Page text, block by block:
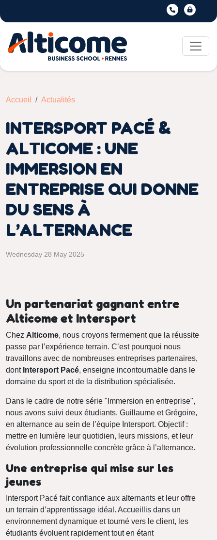
Accueil Actualités
INTERSPORT PACÉ &
ALTICOME : UNE
IMMERSION EN
ENTREPRISE QUI DONNE
DU SENS À
L’ALTERNANCE
Wednesday 28 May 2025
Un partenariat gagnant entre
Alticome et Intersport
Chez Alticome, nous croyons fermement que la réussite
passe par l’expérience terrain. C’est pourquoi nous
travaillons avec de nombreuses entreprises partenaires,
dont Intersport Pacé, enseigne incontournable dans le
domaine du sport et de la distribution spécialisée.
Dans le cadre de notre série "Immersion en entreprise",
nous avons suivi deux étudiants, Guillaume et Grégoire,
en alternance au sein de l’équipe Intersport. Objectif :
mettre en lumière leur quotidien, leurs missions, et leur
évolution professionnelle concrète grâce à l’alternance.
Une entreprise qui mise sur les
jeunes
Intersport Pacé fait confiance aux alternants et leur offre
un terrain d’apprentissage idéal. Accueillis dans un
environnement dynamique et tourné vers le client, les
étudiants évoluent rapidement tout en étant